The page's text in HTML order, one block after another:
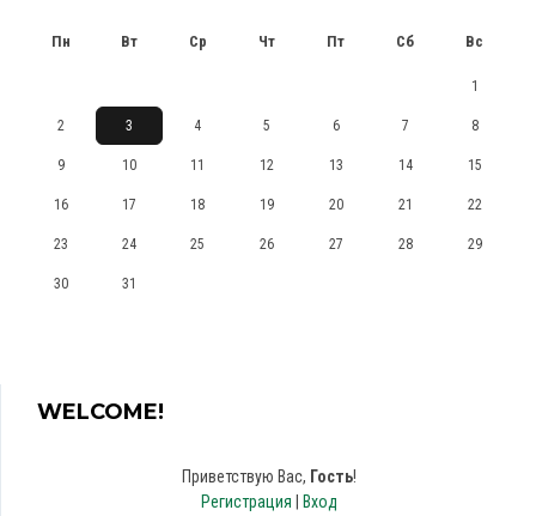
Пн Вт Ср Чт Пт Сб Вс
1
2 3 4 5 6 7 8
9 10 11 12 13 14 15
16 17 18 19 20 21 22
23 24 25 26 27 28 29
30 31
WELCOME!
Приветствую Вас, Гость!
Регистрация
Вход